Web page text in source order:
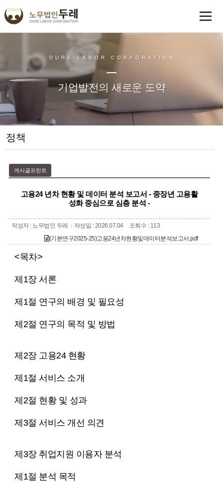
DURE LABOR CORPORATION
기업발전의 새로운 도약
정책
게시글프린트
고용24 년차 현황 및 데이터 분석 보고서 - 중장년 고용활
성화 중심으로 심층 분석 -
작성자 : 노무법인 두레 작성일 : 2026.07.04
조회수 : 113
(기본연구2025-25)고용24년차현황및데이터분석보고서.pdf
<목차>
제1장 서론
제1절 연구의 배경 및 필요성
제2절 연구의 목적 및 방법
제2장 고용24 현황
제1절 서비스 소개
제2절 현황 및 성과
제3절 서비스 개선 의견
제3장 취업지원 이용자 분석
제1절 분석 목적